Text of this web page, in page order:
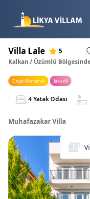
Villa Lale
5
Kalkan / Üzümlü
Doğa Manzaralı Jakuzili
4 Yatak Odası
Muhafazakar Villa